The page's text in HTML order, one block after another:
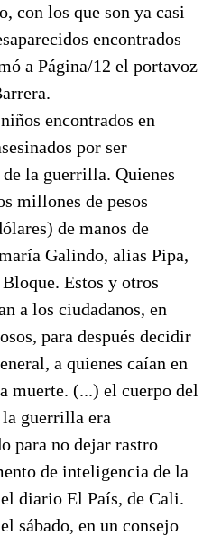
con los que son ya casi
encontrados
a Página/12 el portavoz
encontrados en
por ser
la guerrilla. Quienes
millones de pesos
de manos de
Galindo, alias Pipa,
Estos y otros
a los ciudadanos, en
para después decidir
a quienes caían en
muerte. (...) el cuerpo del
la guerrilla era
para no dejar rastro
de inteligencia de la
diario El País, de Cali.
sábado, en un consejo